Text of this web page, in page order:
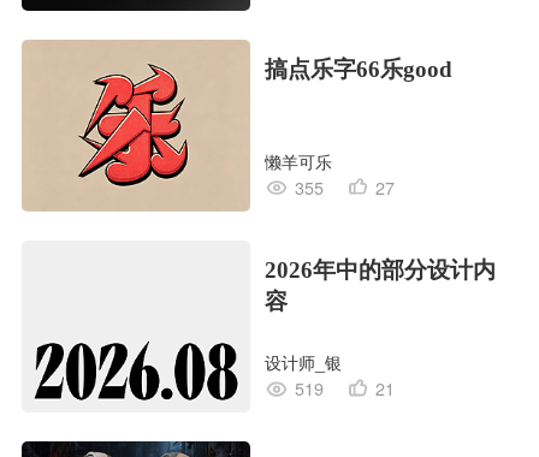
搞点乐字66乐good
懒羊可乐
355
27
2026年中的部分设计内
容
设计师_银
519
21